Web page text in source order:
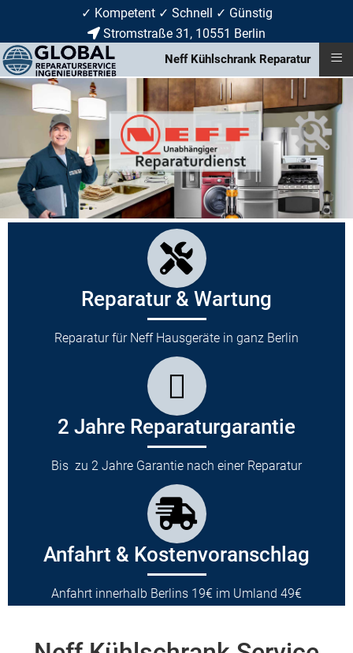
✓ Kompetent ✓ Schnell ✓ Günstig
Stromstraße 31, 10551 Berlin
Neff Kühlschrank Reparatur ≡
Reparatur & Wartung
Reparatur für Neff Hausgeräte in ganz Berlin
2 Jahre Reparaturgarantie
Bis zu 2 Jahre Garantie nach einer Reparatur
Anfahrt & Kostenvoranschlag
Anfahrt innerhalb Berlins 19€ im Umland 49€